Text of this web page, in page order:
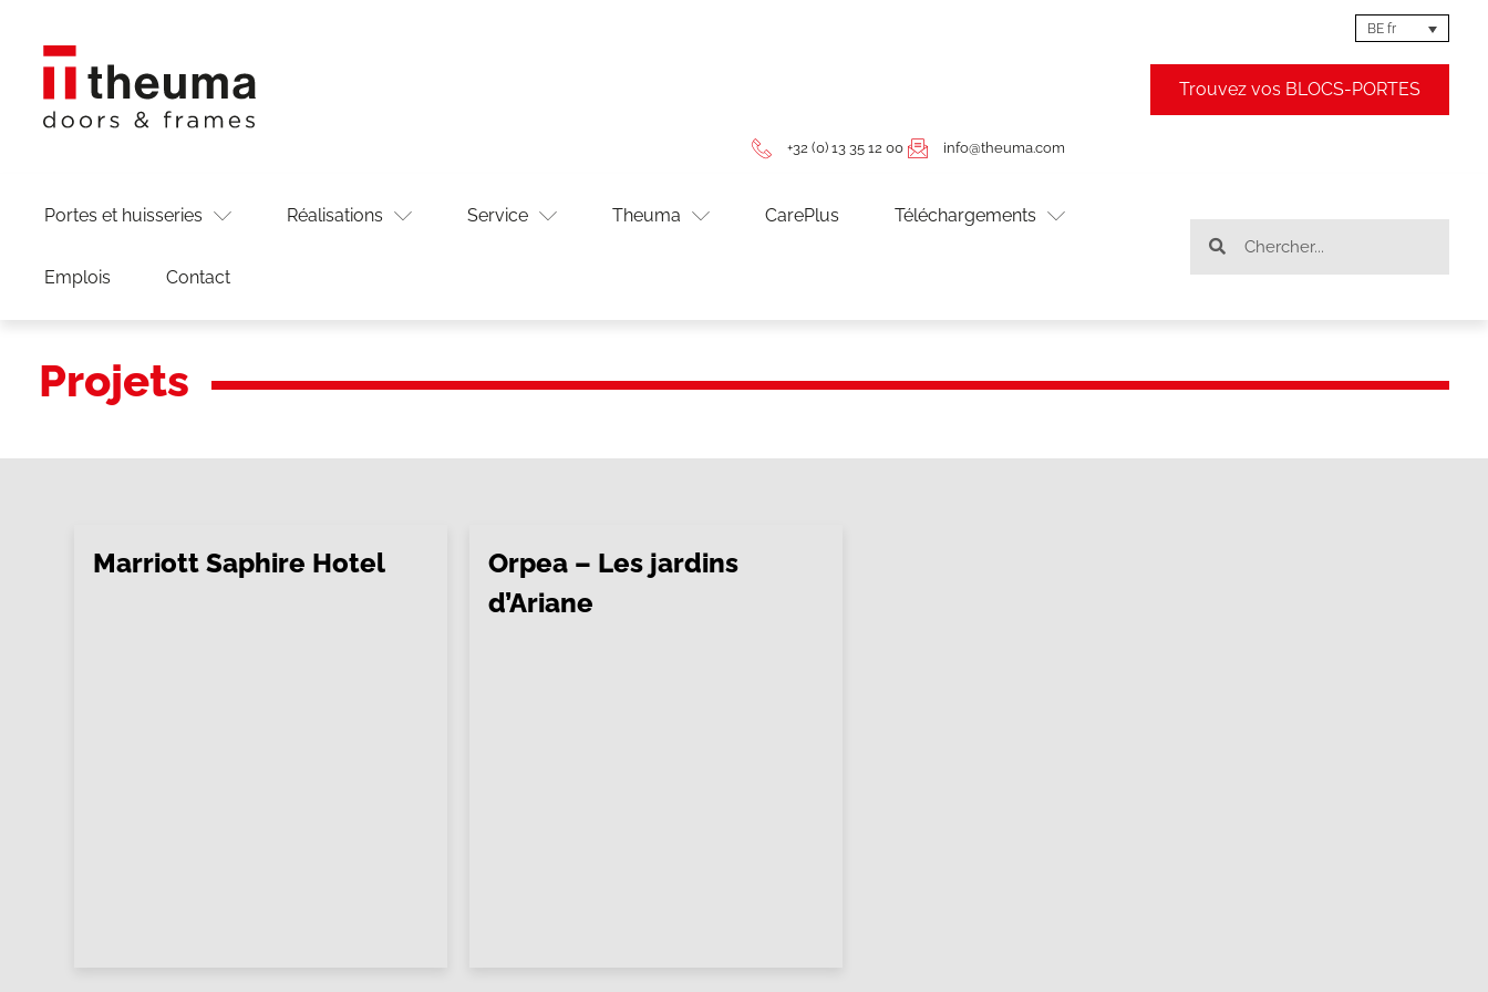
BE fr
Trouvez vos BLOCS-PORTES
+32 (0) 13 35 12 00 info@theuma.com
Portes et huisseries Réalisations Service Theuma CarePlus Téléchargements
Emplois Contact
Projets
Marriott Saphire Hotel
Orpea – Les jardins
d’Ariane